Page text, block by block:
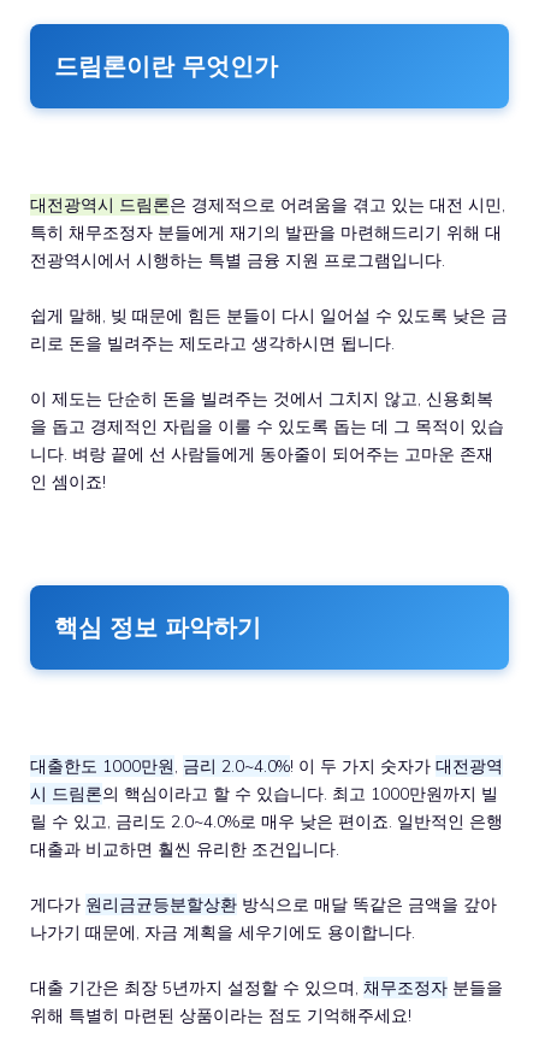
드림론이란 무엇인가
대전광역시 드림론은 경제적으로 어려움을 겪고 있는 대전 시민,
특히 채무조정자 분들에게 재기의 발판을 마련해드리기 위해 대
전광역시에서 시행하는 특별 금융 지원 프로그램입니다.
쉽게 말해, 빚 때문에 힘든 분들이 다시 일어설 수 있도록 낮은 금
리로 돈을 빌려주는 제도라고 생각하시면 됩니다.
이 제도는 단순히 돈을 빌려주는 것에서 그치지 않고, 신용회복
을 돕고 경제적인 자립을 이룰 수 있도록 돕는 데 그 목적이 있습
니다. 벼랑 끝에 선 사람들에게 동아줄이 되어주는 고마운 존재
인 셈이죠!
핵심 정보 파악하기
대출한도 1000만원 금리 2.0~4.0%! 이 두 가지 숫자가 대전광역
시 드림론의 핵심이라고 할 수 있습니다. 최고 1000만원까지 빌
릴 수 있고, 금리도 2.0~4.0%로 매우 낮은 편이죠. 일반적인 은행
대출과 비교하면 훨씬 유리한 조건입니다.
게다가 원리금균등분할상환 방식으로 매달 똑같은 금액을 갚아
나가기 때문에, 자금 계획을 세우기에도 용이합니다.
대출 기간은 최장 5년까지 설정할 수 있으며, 채무조정자 분들을
위해 특별히 마련된 상품이라는 점도 기억해주세요!